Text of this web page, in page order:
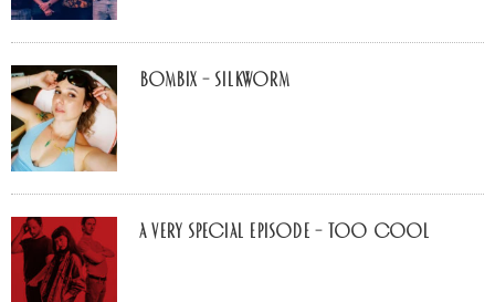
Bombix – Silkworm
A Very Special Episode – Too Cool